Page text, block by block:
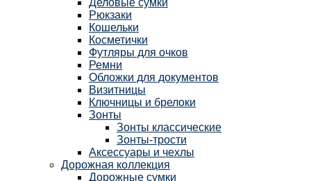
Деловые сумки
Рюкзаки
Кошельки
Косметички
Футляры для очков
Ремни
Обложки для документов
Визитницы
Ключницы и брелоки
Зонты
Зонты классические
Зонты-трости
Аксессуары и чехлы
Дорожная коллекция
Дорожные сумки